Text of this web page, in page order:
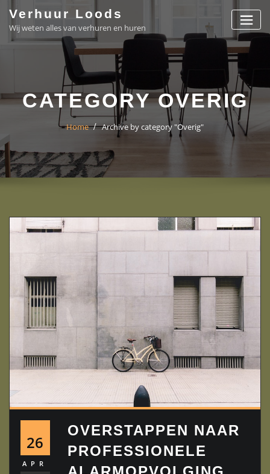
content
Verhuur Loods
Wij weten alles van verhuren en huren
CATEGORY OVERIG
Home Archive by category "Overig"
26
APR
OVERSTAPPEN NAAR
PROFESSIONELE